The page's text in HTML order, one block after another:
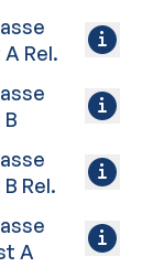
Rel.
Rel.
A